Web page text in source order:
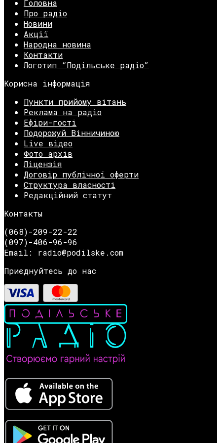
Головна
Про радіо
Новини
Акції
Народна новина
Контакти
Логотип “Подільське радіо”
Корисна інформація
Пункти прийому вітань
Реклама на радіо
Ефіри-гості
Подорожуй Вінничиною
Live відео
Фото архів
Ліцензія
Договір публічної оферти
Структура власності
Редакційний статут
Контакты
(068)-209-22-22
(097)-406-96-96
Email: radio@podilske.com
Приєднуйтесь до нас